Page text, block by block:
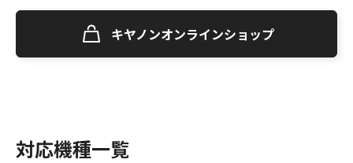
キヤノンオンラインショップ
対応機種一覧